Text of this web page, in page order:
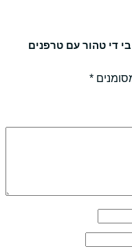
די טהור עם טרפנים
*